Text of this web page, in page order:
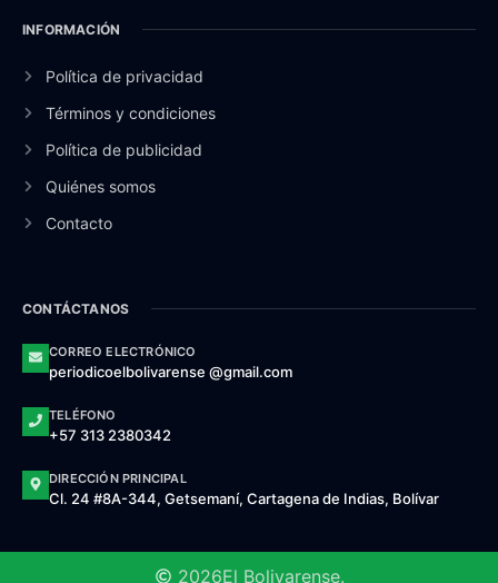
INFORMACIÓN
Política de privacidad
Términos y condiciones
Política de publicidad
Quiénes somos
Contacto
CONTÁCTANOS
CORREO ELECTRÓNICO
periodicoelbolivarense @gmail.com
TELÉFONO
+57 313 2380342
DIRECCIÓN PRINCIPAL
Cl. 24 #8A-344, Getsemaní, Cartagena de Indias, Bolívar
2026El Bolivarense.